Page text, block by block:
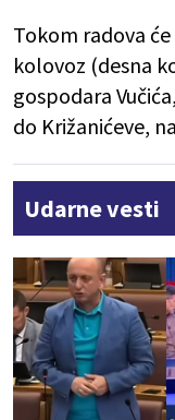
Tokom radova
kolovoz (desna
gospodara
do Križanićeve,
Udarne vesti